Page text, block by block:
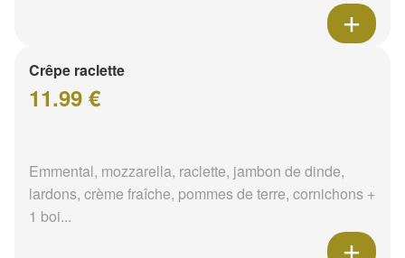
Crêpe raclette
11.99 €
Emmental, mozzarella, raclette, jambon de dinde,
lardons, crème fraîche, pommes de terre, cornichons +
1 boi...